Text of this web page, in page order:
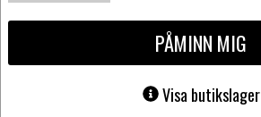
PÅMINN MIG
Visa butikslager